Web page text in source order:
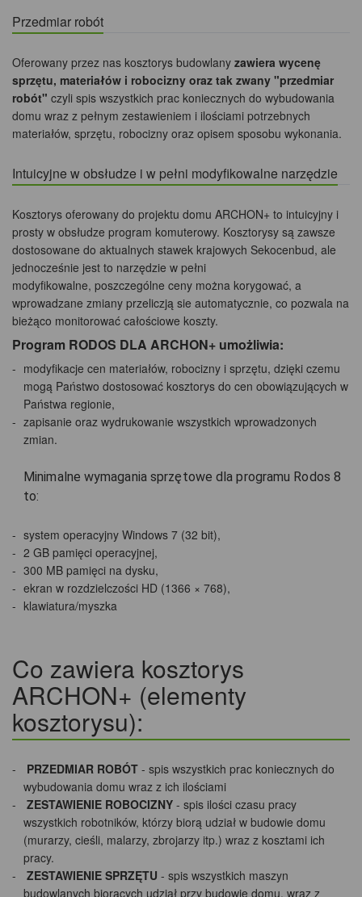
Przedmiar robót
Oferowany przez nas kosztorys budowlany zawiera wycenę
sprzętu, materiałów i robocizny oraz tak zwany "przedmiar
robót" czyli spis wszystkich prac koniecznych do wybudowania
domu wraz z pełnym zestawieniem i ilościami potrzebnych
materiałów, sprzętu, robocizny oraz opisem sposobu wykonania.
Intuicyjne w obsłudze i w pełni modyfikowalne narzędzie
Kosztorys oferowany do projektu domu ARCHON+ to intuicyjny i
prosty w obsłudze program komuterowy. Kosztorysy są zawsze
dostosowane do aktualnych stawek krajowych Sekocenbud, ale
jednocześnie jest to narzędzie w pełni
modyfikowalne, poszczególne ceny można korygować, a
wprowadzane zmiany przeliczją sie automatycznie, co pozwala na
bieżąco monitorować całościowe koszty.
Program RODOS DLA ARCHON+ umożliwia:
modyfikacje cen materiałów, robocizny i sprzętu, dzięki czemu
mogą Państwo dostosować kosztorys do cen obowiązujących w
Państwa regionie,
zapisanie oraz wydrukowanie wszystkich wprowadzonych
zmian.
Minimalne wymagania sprzętowe dla programu Rodos 8
to:
system operacyjny Windows 7 (32 bit),
2 GB pamięci operacyjnej,
300 MB pamięci na dysku,
ekran w rozdzielczości HD (1366 × 768),
klawiatura/myszka
Co zawiera kosztorys
ARCHON+ (elementy
kosztorysu):
PRZEDMIAR ROBÓT - spis wszystkich prac koniecznych do
wybudowania domu wraz z ich ilościami
ZESTAWIENIE ROBOCIZNY - spis ilości czasu pracy
wszystkich robotników, którzy biorą udział w budowie domu
(murarzy, cieśli, malarzy, zbrojarzy itp.) wraz z kosztami ich
pracy.
ZESTAWIENIE SPRZĘTU - spis wszystkich maszyn
budowlanych biorących udział przy budowie domu, wraz z